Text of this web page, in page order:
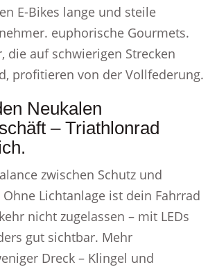
E-Bikes lange und steile
euphorische Gourmets.
die auf schwierigen Strecken
profitieren von der Vollfederung.
Neukalen
– Triathlonrad
zwischen Schutz und
Lichtanlage ist dein Fahrrad
nicht zugelassen – mit LEDs
gut sichtbar. Mehr
Dreck – Klingel und